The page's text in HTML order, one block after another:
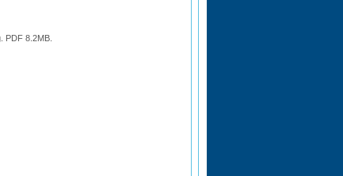
PDF 8.2MB.